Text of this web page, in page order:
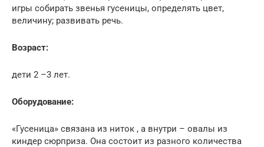
игры собирать звенья гусеницы, определять цвет,
величину; развивать речь.
Возраст:
дети 2 –3 лет.
Оборудование:
«Гусеница» связана из ниток , а внутри – овалы из
киндер сюрприза. Она состоит из разного количества